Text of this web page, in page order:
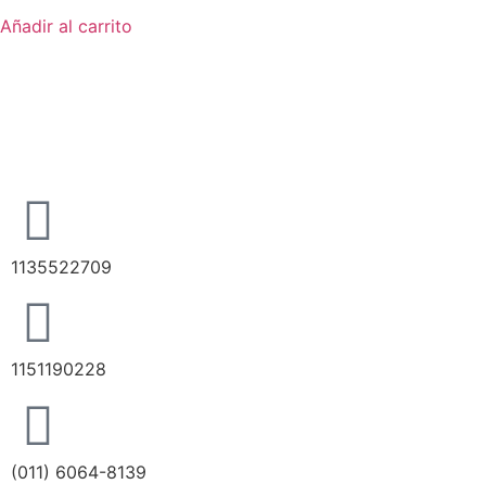
Añadir al carrito
1135522709
1151190228
(011) 6064-8139